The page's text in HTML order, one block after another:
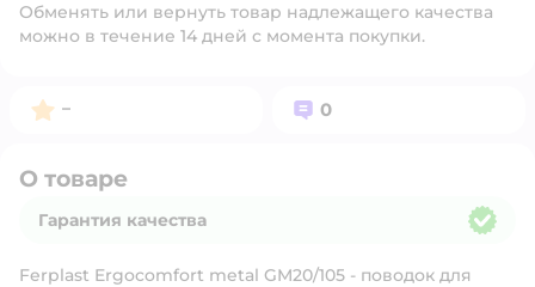
Обменять или вернуть товар надлежащего качества
можно в течение 14 дней с момента покупки.
Рейтинг:
– Вопросов:
0
О товаре
Гарантия качества
Ferplast Ergocomfort metal GM20/105 - поводок для